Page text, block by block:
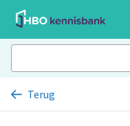
Terug